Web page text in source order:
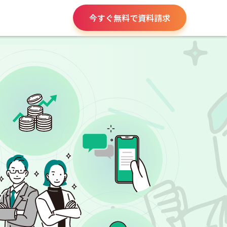
今すぐ無料で資料請求
役所手続き